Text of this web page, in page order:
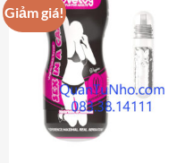
Giảm giá!